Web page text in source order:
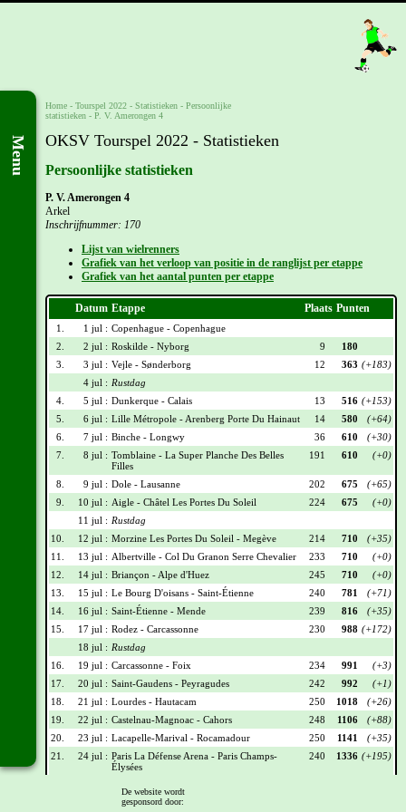
Menu
Home - Tourspel 2022 - Statistieken - Persoonlijke
statistieken - P. V. Amerongen 4
OKSV Tourspel 2022 - Statistieken
Persoonlijke statistieken
P. V. Amerongen 4
Arkel
Inschrijfnummer: 170
Lijst van wielrenners
Grafiek van het verloop van positie in de ranglijst per etappe
Grafiek van het aantal punten per etappe
Datum Etappe Plaats Punten
1. 1 jul : Copenhague - Copenhague
2.
2 jul : Roskilde - Nyborg 9
180
3.
3 jul : Vejle - Sønderborg 12 363 (+183)
4 jul : Rustdag
4.
5 jul : Dunkerque - Calais 13 516 (+153)
5.
6 jul : Lille Métropole - Arenberg Porte Du Hainaut 14 580
(+64)
6.
7 jul : Binche - Longwy 36 610
(+30)
7.
8 jul : Tomblaine - La Super Planche Des Belles
Filles
191 610 (+0)
8. 9 jul : Dole - Lausanne 202 675
(+65)
9.
10 jul : Aigle - Châtel Les Portes Du Soleil 224 675
(+0)
11 jul : Rustdag
10.
12 jul : Morzine Les Portes Du Soleil - Megève 214 710
(+35)
11.
13 jul : Albertville - Col Du Granon Serre Chevalier 233 710
(+0)
12.
14 jul : Briançon - Alpe d'Huez 245 710
(+0)
13.
15 jul : Le Bourg D'oisans - Saint-Étienne 240 781
(+71)
14.
16 jul : Saint-Étienne - Mende 239 816
(+35)
15.
17 jul : Rodez - Carcassonne 230 988 (+172)
18 jul : Rustdag
16.
19 jul : Carcassonne - Foix 234 991
(+3)
17.
20 jul : Saint-Gaudens - Peyragudes 242 992
(+1)
18.
21 jul : Lourdes - Hautacam 250 1018
(+26)
19.
22 jul : Castelnau-Magnoac - Cahors 248 1106
(+88)
20.
23 jul : Lacapelle-Marival - Rocamadour 250 1141
(+35)
21.
24 jul : Paris La Défense Arena - Paris Champs-
Élysées
240 1336 (+195)
Wielrennerslijst
De website wordt
gesponsord door: